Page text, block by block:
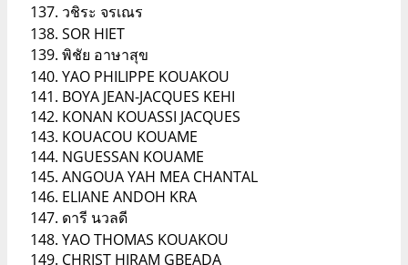
วชิระ จรเณร
SOR HIET
พิชัย อาษาสุข
YAO PHILIPPE KOUAKOU
BOYA JEAN-JACQUES KEHI
KONAN KOUASSI JACQUES
KOUACOU KOUAME
NGUESSAN KOUAME
ANGOUA YAH MEA CHANTAL
ELIANE ANDOH KRA
ดารี นวลดี
YAO THOMAS KOUAKOU
CHRIST HIRAM GBEADA